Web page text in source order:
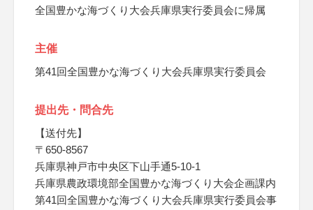
全国豊かな海づくり大会兵庫県実行委員会に帰属
主催
第41回全国豊かな海づくり大会兵庫県実行委員会
提出先・問合先
【送付先】
〒650-8567
兵庫県神戸市中央区下山手通5-10-1
兵庫県農政環境部全国豊かな海づくり大会企画課内
第41回全国豊かな海づくり大会兵庫県実行委員会事